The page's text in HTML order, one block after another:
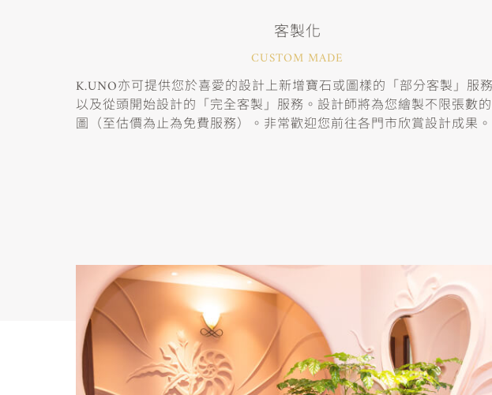
客製化
CUSTOM MADE
K.UNO亦可提供您於喜愛的設計上新增寶石或圖樣的「部分客製」服
以及從頭開始設計的「完全客製」服務。設計師將為您繪製不限張數
圖（至估價為止為免費服務）。非常歡迎您前往各門市欣賞設計成果。